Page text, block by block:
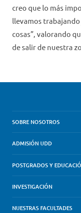
creo que lo más
llevamos
cosas”, valorando
de salir de nuestra
SOBRE NOSOTROS
ADMISIÓN UDD
POSTGRADOS Y
INVESTIGACIÓN
NUESTRAS FACULTADES